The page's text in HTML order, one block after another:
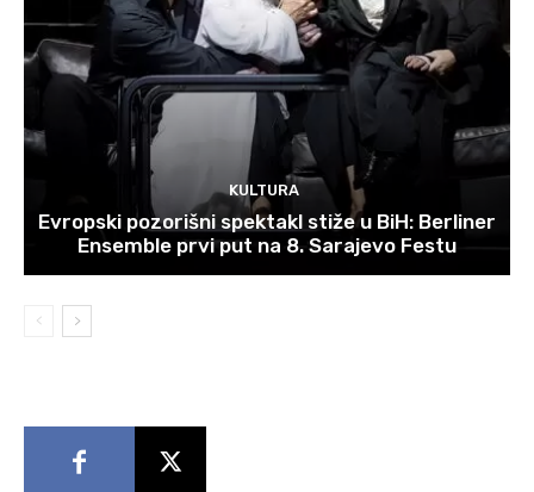
KULTURA
Evropski pozorišni spektakl stiže u BiH: Berliner
Ensemble prvi put na 8. Sarajevo Festu